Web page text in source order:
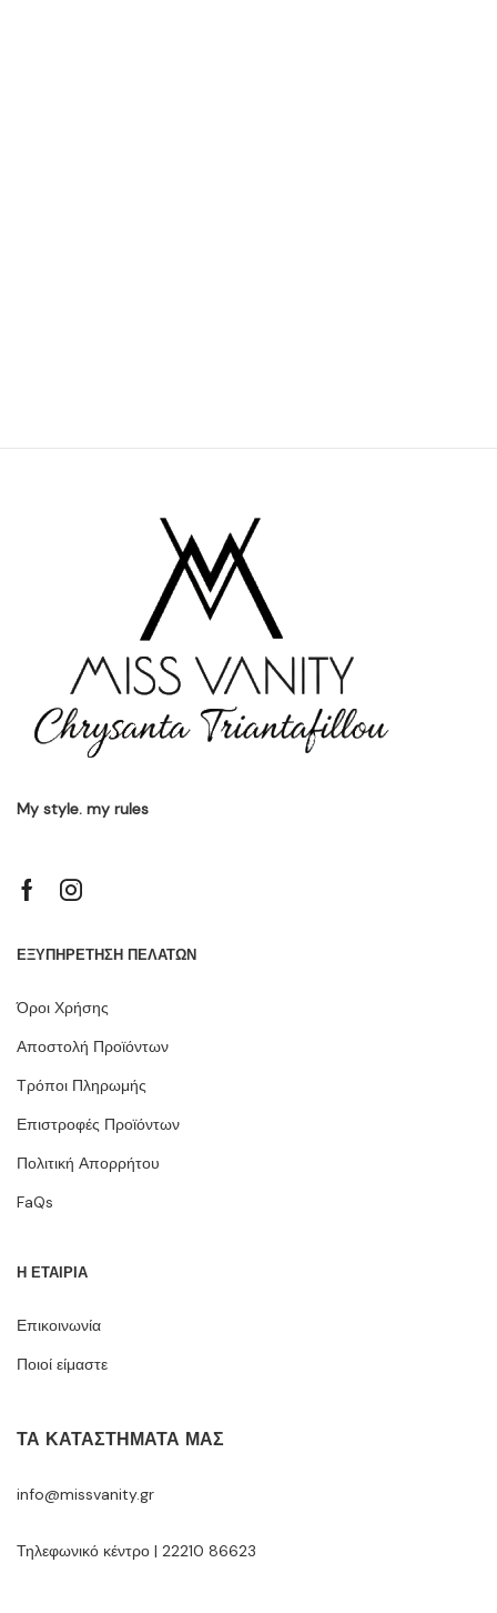
My style. my rules
ΕΞΥΠΗΡΕΤΗΣΗ ΠΕΛΑΤΩΝ
Όροι Χρήσης
Αποστολή Προϊόντων
Τρόποι Πληρωμής
Επιστροφές Προϊόντων
Πολιτική Απορρήτου
FaQs
Η ΕΤΑΙΡΙΑ
Επικοινωνία
Ποιοί είμαστε
ΤΑ ΚΑΤΑΣΤΉΜΑΤΆ ΜΑΣ
info@missvanity.gr
Τηλεφωνικό κέντρο | 22210 86623